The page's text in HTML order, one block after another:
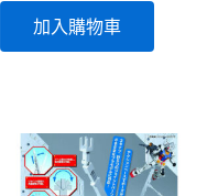
加入購物車